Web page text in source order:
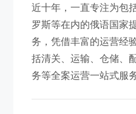
近十年，一直专注为包
罗斯等在内的俄语国家
务，凭借丰富的运营经
括清关、运输、仓储、
务等全案运营一站式服务